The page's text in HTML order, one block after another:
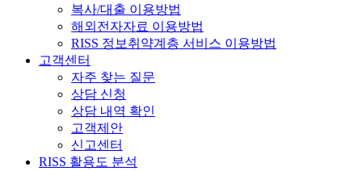
복사/대출 이용방법
해외전자자료 이용방법
RISS 정보취약계층 서비스 이용방법
고객센터
자주 찾는 질문
상담 신청
상담 내역 확인
고객제안
신고센터
RISS 활용도 분석